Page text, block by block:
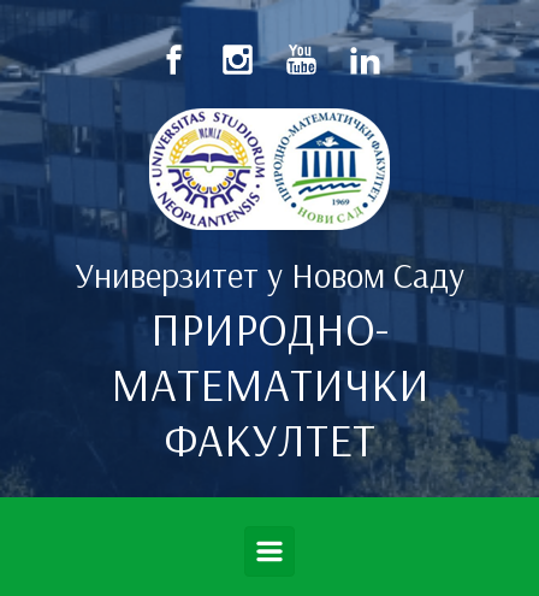
Скип то маин цонтент
Универзитет у Новом Саду
ПРИРОДНО-
МАТЕМАТИЧКИ
ФАКУЛТЕТ